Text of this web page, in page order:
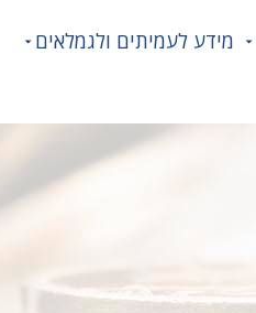
מידע לעמיתים ולגמלאים